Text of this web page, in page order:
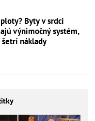
Byty v srdci
výnimočný systém,
náklady